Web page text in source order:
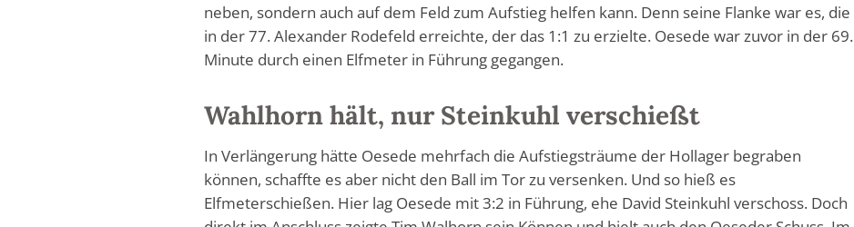
neben, sondern auch auf dem Feld zum Aufstieg helfen kann. Denn seine Flanke war es, die
in der 77. Alexander Rodefeld erreichte, der das 1:1 zu erzielte. Oesede war zuvor in der 69.
Minute durch einen Elfmeter in Führung gegangen.
Wahlhorn hält, nur Steinkuhl verschießt
In Verlängerung hätte Oesede mehrfach die Aufstiegsträume der Hollager begraben
können, schaffte es aber nicht den Ball im Tor zu versenken. Und so hieß es
Elfmeterschießen. Hier lag Oesede mit 3:2 in Führung, ehe David Steinkuhl verschoss. Doch